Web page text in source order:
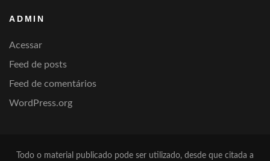
ADMIN
Acessar
Feed de posts
Feed de comentários
WordPress.org
Todo o material publicado pode ser utilizado, desde que citada a